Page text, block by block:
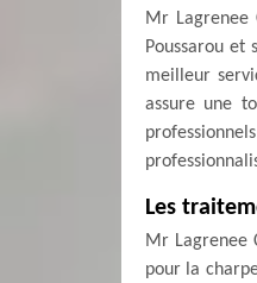
Mr Lagrenee
Poussarou et
meilleur
assure une
Les
Mr Lagrenee
pour la